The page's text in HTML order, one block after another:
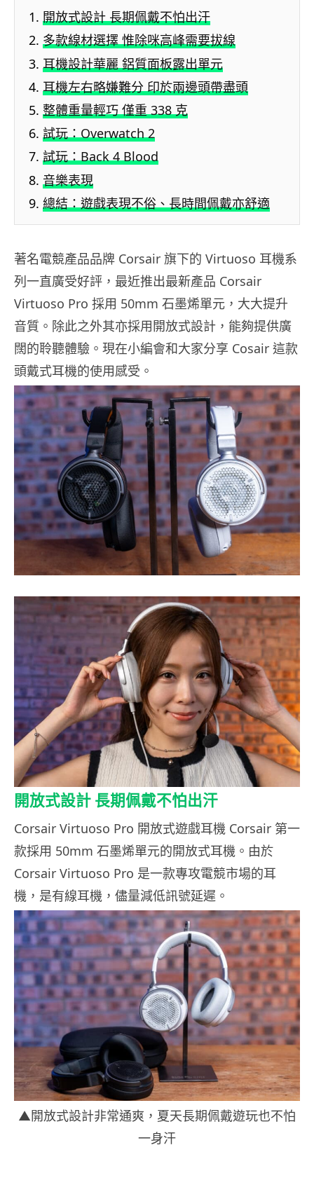
開放式設計 長期佩戴不怕出汗
多款線材選擇 惟除咪高峰需要拔線
耳機設計華麗 鋁質面板露出單元
耳機左右略嫌難分 印於兩邊頭帶盡頭
整體重量輕巧 僅重 338 克
試玩：Overwatch 2
試玩：Back 4 Blood
音樂表現
總結：遊戲表現不俗、長時間佩戴亦舒適
著名電競產品品牌 Corsair 旗下的 Virtuoso 耳機系
列一直廣受好評，最近推出最新產品 Corsair
Virtuoso Pro 採用 50mm 石墨烯單元，大大提升
音質。除此之外其亦採用開放式設計，能夠提供廣
闊的聆聽體驗。現在小編會和大家分享 Cosair 這款
頭戴式耳機的使用感受。
開放式設計 長期佩戴不怕出汗
Corsair Virtuoso Pro 開放式遊戲耳機 Corsair 第一
款採用 50mm 石墨烯單元的開放式耳機。由於
Corsair Virtuoso Pro 是一款專攻電競市場的耳
機，是有線耳機，儘量減低訊號延遲。
▲開放式設計非常通爽，夏天長期佩戴遊玩也不怕
一身汗